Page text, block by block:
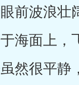
前波浪壮
海面上，
然很平静